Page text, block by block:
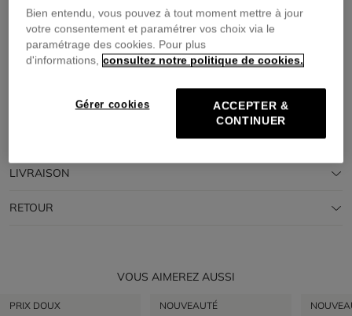
Payez en 4 fois sans frais avec
🔒Paiement sécurisé & retours faciles
DESCRIPTION
COMPOSITION
LIVRAISON
RETOUR
VOUS AIMEREZ AUSSI
PRIX DOUX NOUVEAUTÉ
Bien entendu, vous pouvez à tout moment mettre à jour
votre consentement et paramétrer vos choix via le
paramétrage des cookies. Pour plus
d'informations, consultez notre politique de cookies.
Gérer cookies
ACCEPTER &
CONTINUER